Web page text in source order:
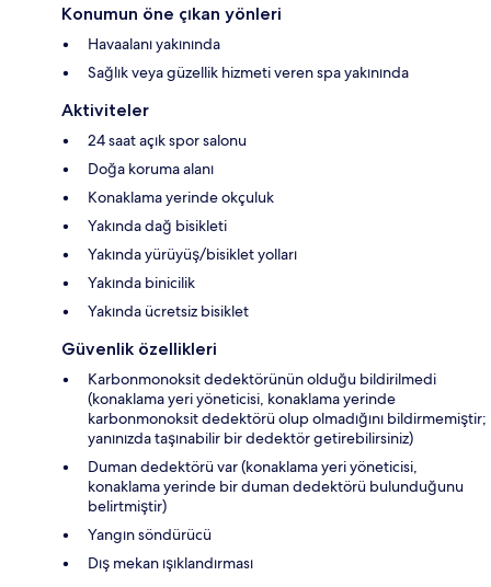
Konumun öne çıkan yönleri
Havaalanı yakınında
Sağlık veya güzellik hizmeti veren spa yakınında
Aktiviteler
24 saat açık spor salonu
Doğa koruma alanı
Konaklama yerinde okçuluk
Yakında dağ bisikleti
Yakında yürüyüş/bisiklet yolları
Yakında binicilik
Yakında ücretsiz bisiklet
Güvenlik özellikleri
Karbonmonoksit dedektörünün olduğu bildirilmedi
(konaklama yeri yöneticisi, konaklama yerinde
karbonmonoksit dedektörü olup olmadığını bildirmemiştir;
yanınızda taşınabilir bir dedektör getirebilirsiniz)
Duman dedektörü var (konaklama yeri yöneticisi,
konaklama yerinde bir duman dedektörü bulunduğunu
belirtmiştir)
Yangın söndürücü
Dış mekan ışıklandırması